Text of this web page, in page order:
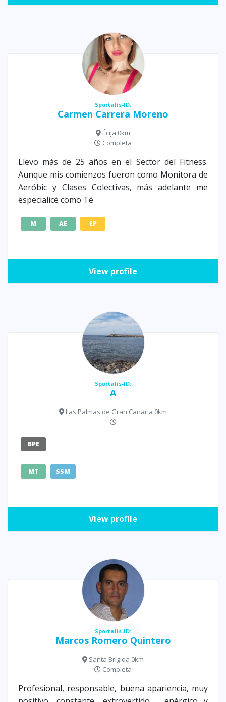
Sportalis-ID:
Carmen Carrera Moreno
Écija 0km
Completa
Llevo más de 25 años en el Sector del Fitness.
Aunque mis comienzos fueron como Monitora de
Aeróbic y Clases Colectivas, más adelante me
especialicé como Té
M AE EP
View profile
Sportalis-ID:
A
Las Palmas de Gran Canaria 0km
BPE
MT SSM
View profile
Sportalis-ID:
Marcos Romero Quintero
Santa Brígida 0km
Completa
Profesional, responsable, buena apariencia, muy